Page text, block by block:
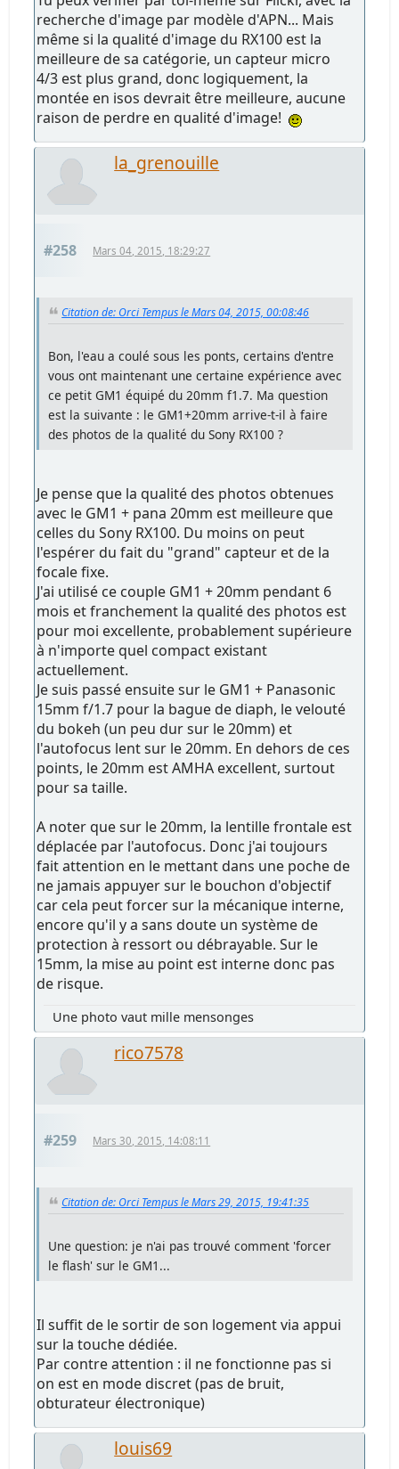
recherche d'image par modèle d'APN... Mais
même si la qualité d'image du RX100 est la
meilleure de sa catégorie, un capteur micro
4/3 est plus grand, donc logiquement, la
montée en isos devrait être meilleure, aucune
raison de perdre en qualité d'image!
la_grenouille
#258 Mars 04, 2015, 18:29:27
Citation de: Orci Tempus le Mars 04, 2015, 00:08:46
Bon, l'eau a coulé sous les ponts, certains d'entre
vous ont maintenant une certaine expérience avec
ce petit GM1 équipé du 20mm f1.7. Ma question
est la suivante : le GM1+20mm arrive-t-il à faire
des photos de la qualité du Sony RX100 ?
Je pense que la qualité des photos obtenues
avec le GM1 + pana 20mm est meilleure que
celles du Sony RX100. Du moins on peut
l'espérer du fait du "grand" capteur et de la
focale fixe.
J'ai utilisé ce couple GM1 + 20mm pendant 6
mois et franchement la qualité des photos est
pour moi excellente, probablement supérieure
à n'importe quel compact existant
actuellement.
Je suis passé ensuite sur le GM1 + Panasonic
15mm f/1.7 pour la bague de diaph, le velouté
du bokeh (un peu dur sur le 20mm) et
l'autofocus lent sur le 20mm. En dehors de ces
points, le 20mm est AMHA excellent, surtout
pour sa taille.
A noter que sur le 20mm, la lentille frontale est
déplacée par l'autofocus. Donc j'ai toujours
fait attention en le mettant dans une poche de
ne jamais appuyer sur le bouchon d'objectif
car cela peut forcer sur la mécanique interne,
encore qu'il y a sans doute un système de
protection à ressort ou débrayable. Sur le
15mm, la mise au point est interne donc pas
de risque.
Une photo vaut mille mensonges
rico7578
#259 Mars 30, 2015, 14:08:11
Citation de: Orci Tempus le Mars 29, 2015, 19:41:35
Une question: je n'ai pas trouvé comment 'forcer
le flash' sur le GM1...
Il suffit de le sortir de son logement via appui
sur la touche dédiée.
Par contre attention : il ne fonctionne pas si
on est en mode discret (pas de bruit,
obturateur électronique)
louis69